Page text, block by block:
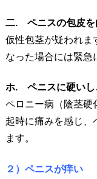
二. ペニスの包皮を
仮性包茎が疑われま
なった場合には緊急
ホ. ペニスに硬いし
ペロニー病（陰茎硬
起時に痛みを感じ、
ます。
２）ペニスが痒い